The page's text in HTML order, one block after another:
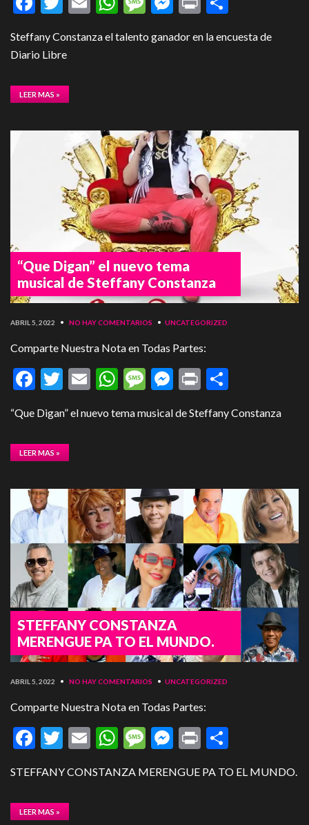
Steffany Constanza el talento ganador en la encuesta de
Diario Libre
LEER MAS »
“Que Digan” el nuevo tema
musical de Steffany Constanza
ABRIL 5, 2022 • NO HAY COMENTARIOS • UNCATEGORIZED
Comparte Nuestra Nota en Todas Partes:
Facebook
Twitter
EmailWhatsApp
Message
Messenger
Print
“Que Digan” el nuevo tema musical de Steffany Constanza
LEER MAS »
STEFFANY CONSTANZA
MERENGUE PA TO EL MUNDO.
ABRIL 5, 2022 • NO HAY COMENTARIOS • UNCATEGORIZED
Comparte Nuestra Nota en Todas Partes:
Facebook
Twitter
EmailWhatsApp
Message
Messenger
Print
STEFFANY CONSTANZA MERENGUE PA TO EL MUNDO.
LEER MAS »